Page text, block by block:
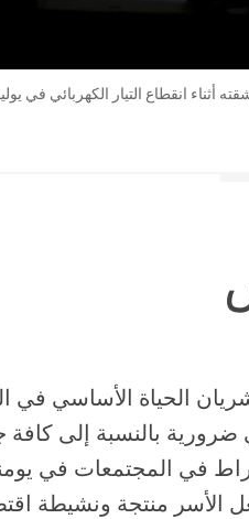
مروان نعماني/ "بيكتشر أليانس"/ "وكالة الصحافة الألمانية"/ "
الحياة الأساسي في
ضرورية بالنسبة إلى كافة
في المجتمعات في
الأسر منتجة ونشيطة